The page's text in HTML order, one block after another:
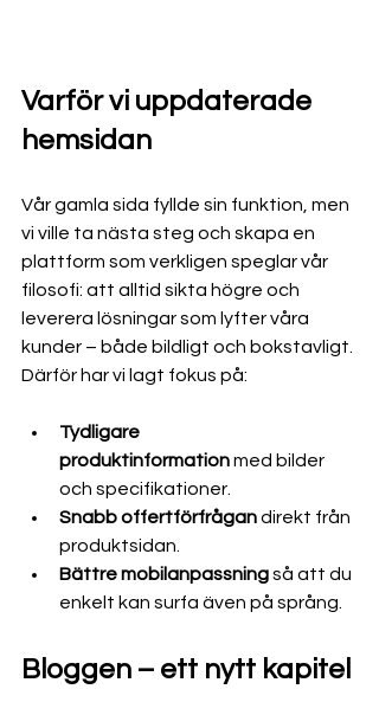
Varför vi uppdaterade
hemsidan
Vår gamla sida fyllde sin funktion, men
vi ville ta nästa steg och skapa en
plattform som verkligen speglar vår
filosofi: att alltid sikta högre och
leverera lösningar som lyfter våra
kunder – både bildligt och bokstavligt.
Därför har vi lagt fokus på:
Tydligare
produktinformation med bilder
och specifikationer.
Snabb offertförfrågan direkt från
produktsidan.
Bättre mobilanpassning så att du
enkelt kan surfa även på språng.
Bloggen – ett nytt kapitel